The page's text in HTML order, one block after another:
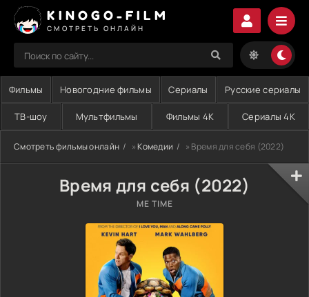
KINOGO-FILM
СМОТРЕТЬ ОНЛАЙН
Фильмы Новогодние фильмы Сериалы Русские сериалы
ТВ-шоу Мультфильмы Фильмы 4K Сериалы 4K
Смотреть фильмы онлайн »Комедии » Время для себя (2022)
Время для себя (2022)
ME TIME